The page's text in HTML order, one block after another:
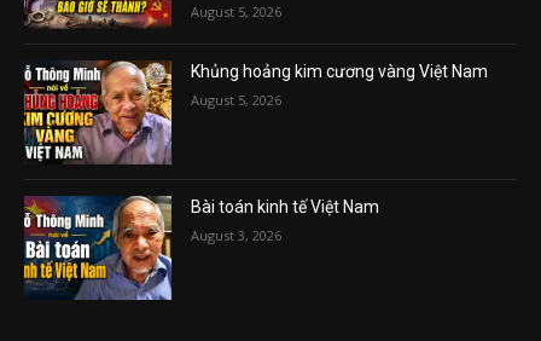
August 5, 2026
Khủng hoảng kim cương vàng Việt Nam
August 5, 2026
Bài toán kinh tế Việt Nam
August 3, 2026